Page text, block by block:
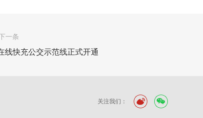
一条
线快充公交示范线正式开通
关注我们：